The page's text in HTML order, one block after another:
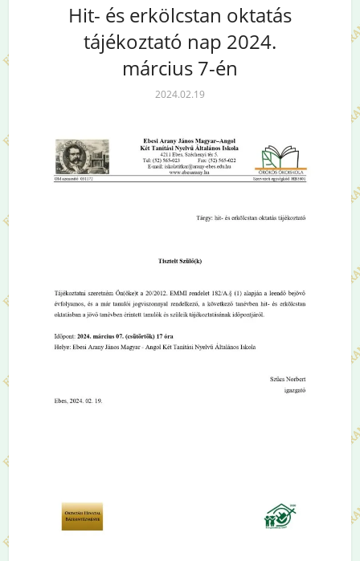
Hit- és erkölcstan oktatás
tájékoztató nap 2024.
március 7-én
2024.02.19